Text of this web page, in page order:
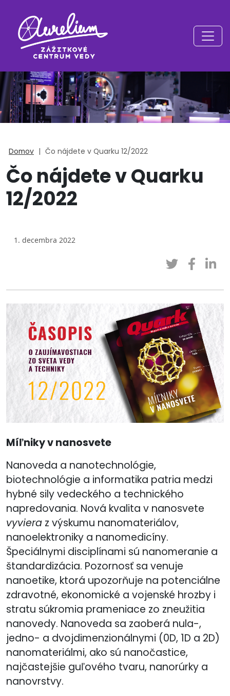
Domov | Čo nájdete v Quarku 12/2022
Čo nájdete v Quarku
12/2022
1. decembra 2022
Míľniky v nanosvete
Nanoveda a nanotechnológie,
biotechnológie a informatika patria medzi
hybné sily vedeckého a technického
napredovania. Nová kvalita v nanosvete
vyviera z výskumu nanomateriálov,
nanoelektroniky a nanomedicíny.
Špeciálnymi disciplínami sú nanomeranie a
štandardizácia. Pozornosť sa venuje
nanoetike, ktorá upozorňuje na potenciálne
zdravotné, ekonomické a vojenské hrozby i
stratu súkromia prameniace zo zneužitia
nanovedy. Nanoveda sa zaoberá nula-,
jedno- a dvojdimenzionálnymi (0D, 1D a 2D)
nanomateriálmi, ako sú nanočastice,
najčastejšie guľového tvaru, nanorúrky a
nanovrstvy.